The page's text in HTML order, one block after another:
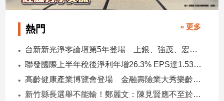
技/
遊
物
熱門 » 更多
台新新光淨零論壇第5年登場 上銀、強茂、宏碁、金寶經驗分享！
聯發國際上半年稅後淨利年增26.3% EPS達1.53元 下半年茶飲與餐食齊發 營運可望逐季上升
高齡健康產業博覽會登場 金融壽險業大秀樂齡金融服務！
新竹縣長選舉不能輸！鄭麗文：陳見賢應不至於親痛仇快